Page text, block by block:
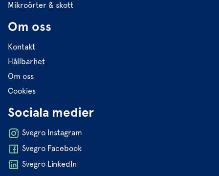
Mikroörter & skott
Om oss
Kontakt
Hållbarhet
Om oss
Cookies
Sociala medier
Svegro Instagram
Svegro Facebook
Svegro LinkedIn